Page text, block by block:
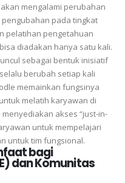
mengalami perubahan
pada tingkat
pelatihan pengetahuan
diadakan hanya satu kali.
sebagai bentuk inisiatif
berubah setiap kali
memainkan fungsinya
melatih karyawan di
akses “just-in-
untuk mempelajari
untuk tim fungsional.
bagi
dan Komunitas